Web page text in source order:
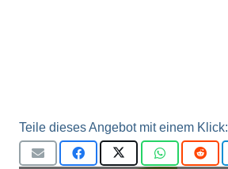
Teile dieses Angebot mit einem Klick: